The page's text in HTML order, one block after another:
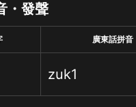
・發聲
廣東話拼音
zuk1